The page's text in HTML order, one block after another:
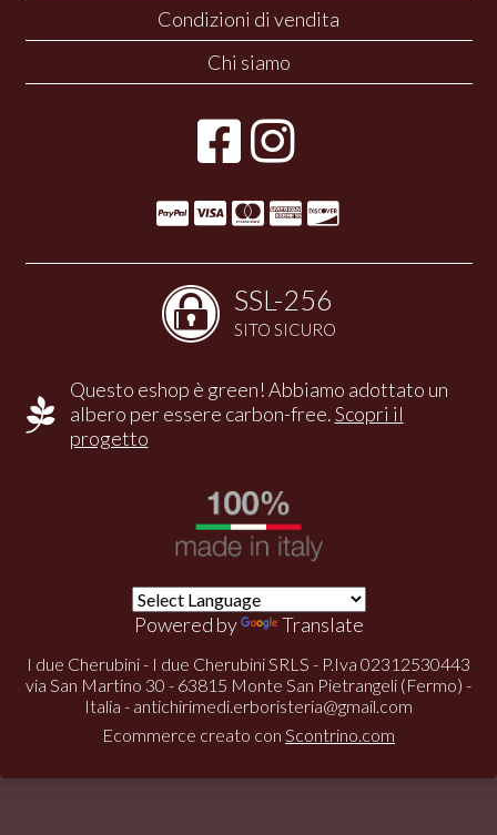
Condizioni di vendita
Chi siamo
SSL-256
SITO SICURO
Questo eshop è green! Abbiamo adottato un
albero per essere carbon-free.Scopri il
progetto
Powered by Translate
I due Cherubini - I due Cherubini SRLS - P.Iva 02312530443
via San Martino 30 - 63815 Monte San Pietrangeli (Fermo) -
Italia - antichirimedi.erboristeria@gmail.com
Ecommerce creato con Scontrino.com